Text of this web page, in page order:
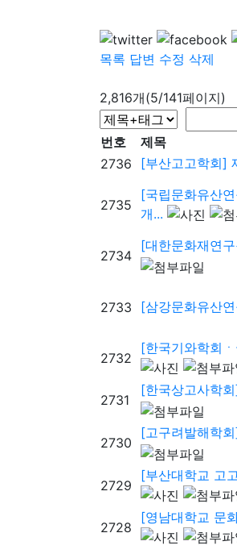
목록 답변 수정 삭제
2,816개(5/141페이지)
번호 제목
2736
[부산고고학회]
2735
[국립문화유산
개...
2734
[대한문화재연
2733 [삼강문화유산
2732
[한국기와학회
2731
[한국상고사학
2730
[고구려발해학
2729
[부산대학교 고
2728
[영남대학교 문